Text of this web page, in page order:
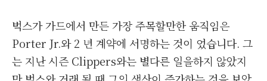
벅스가 가드에서 만든 가장 주목할만한 움직임은
Porter Jr.와 2 년 계약에 서명하는 것이 었습니다. 그
는 지난 시즌 Clippers와는 별다른 일을하지 않았지